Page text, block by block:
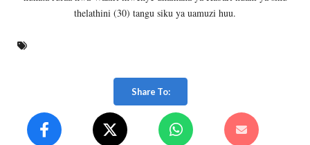
thelathini (30) tangu siku ya uamuzi huu.
Share To: